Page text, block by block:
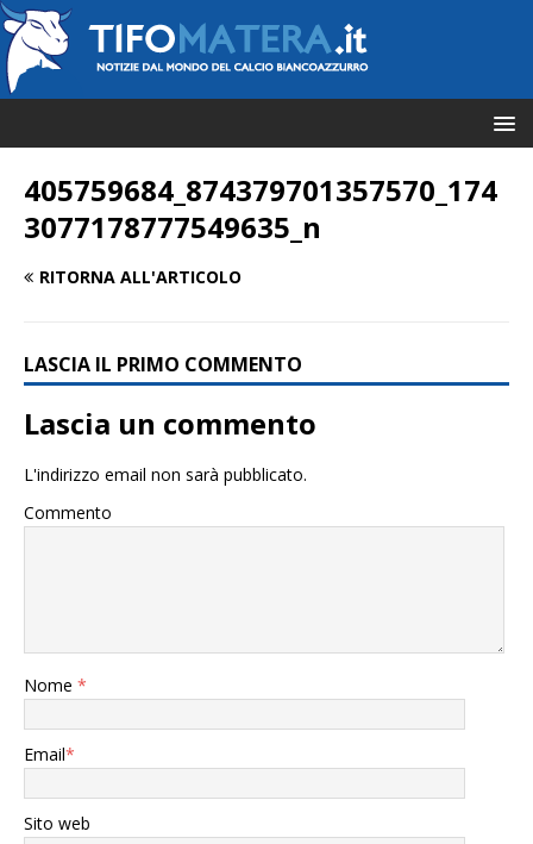
405759684_874379701357570_174
3077178777549635_n
RITORNA ALL'ARTICOLO
LASCIA IL PRIMO COMMENTO
Lascia un commento
L'indirizzo email non sarà pubblicato.
Commento
Nome *
Email*
Sito web